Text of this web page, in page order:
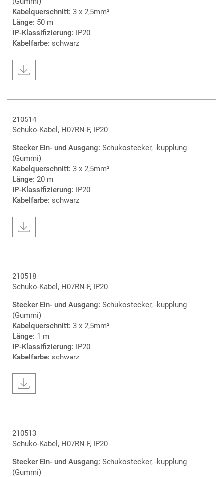
Kabelquerschnitt: 3 x 2,5mm²
Länge: 50 m
IP-Klassifizierung: IP20
Kabelfarbe: schwarz
210514
Schuko-Kabel, H07RN-F, IP20
Stecker Ein- und Ausgang: Schukostecker, -kupplung
(Gummi)
Kabelquerschnitt: 3 x 2,5mm²
Länge: 20 m
IP-Klassifizierung: IP20
Kabelfarbe: schwarz
210518
Schuko-Kabel, H07RN-F, IP20
Stecker Ein- und Ausgang: Schukostecker, -kupplung
(Gummi)
Kabelquerschnitt: 3 x 2,5mm²
Länge: 1 m
IP-Klassifizierung: IP20
Kabelfarbe: schwarz
210513
Schuko-Kabel, H07RN-F, IP20
Stecker Ein- und Ausgang: Schukostecker, -kupplung
(Gummi)